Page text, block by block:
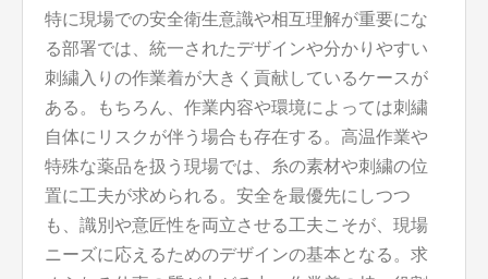
特に現場での安全衛生意識や相互理解が重要にな
る部署では、統一されたデザインや分かりやすい
刺繍入りの作業着が大きく貢献しているケースが
ある。もちろん、作業内容や環境によっては刺繍
自体にリスクが伴う場合も存在する。高温作業や
特殊な薬品を扱う現場では、糸の素材や刺繍の位
置に工夫が求められる。安全を最優先にしつつ
も、識別や意匠性を両立させる工夫こそが、現場
ニーズに応えるためのデザインの基本となる。求